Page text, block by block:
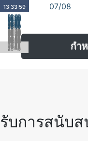
13:33:59 07/08
00:00
00:15
00:30
00:45
01:00
01:15
01:30
01:45
02:00
02:15
02:30
02:45
03:00
03:15
03:30
03:45
04:00
04:15
04:30
04:45
05:00
05:15
05:30
05:45
06:00
06:15
06:30
06:45
07:00
07:15
07:30
07:45
08:00
08:15
08:30
08:45
09:00
09:15
09:30
09:45
10:00
10:15
10:30
10:45
11:00
11:15
11:30
11:45
12:00
12:15
12:30
12:45
13:00
13:15
13:30
13:45
14:00
14:15
14:30
14:45
15:00
15:15
15:30
15:45
16:00
16:15
16:30
16:45
17:00
17:15
17:30
17:45
18:00
18:15
18:30
18:45
19:00
19:15
19:30
19:45
20:00
20:15
20:30
20:45
21:00
21:15
21:30
21:45
22:00
22:15
22:30
22:45
23:00
23:15
23:30
23:45
กำ
รับการสนับ